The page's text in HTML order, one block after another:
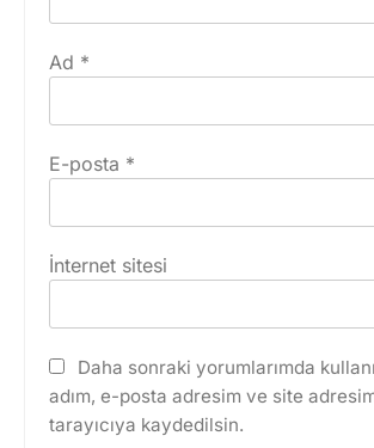
Ad *
E-posta *
İnternet sitesi
Daha sonraki yorumlarımda
adım, e-posta adresim ve site
tarayıcıya kaydedilsin.